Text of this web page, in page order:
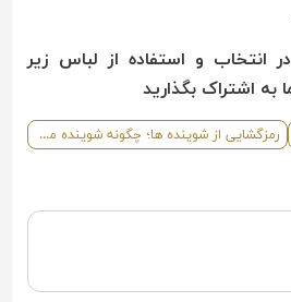
انتخاب و استفاده از لباس زیر
به اشتراک بگذارید
رمزگشایی از شوینده ها؛ چگونه شوینده مناسب لباس خود را انتخاب کنیم؟